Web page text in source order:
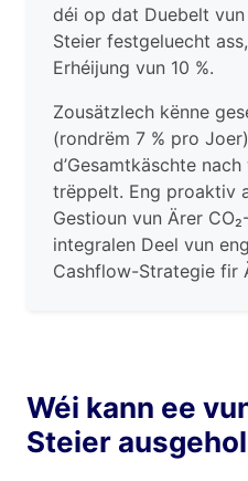
déi op dat Duebelt
Steier festgeluecht
Erhéijung vun 10 %.
Zousätzlech kënne
(rondrëm 7 % pro
d’Gesamtkäschte
trëppelt. Eng proaktiv
Gestioun vun Ärer
integralen Deel vun
Cashflow-Strategie fir
Wéi kann ee
Steier